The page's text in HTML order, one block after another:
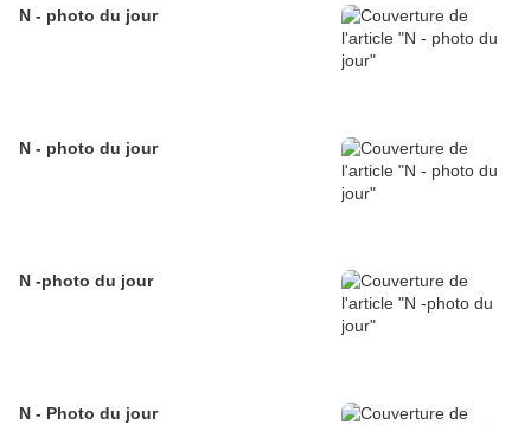
N - photo du jour
N - photo du jour
N -photo du jour
N - Photo du jour